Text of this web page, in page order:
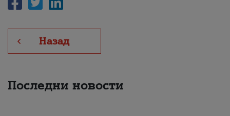
Назад
Последни новости